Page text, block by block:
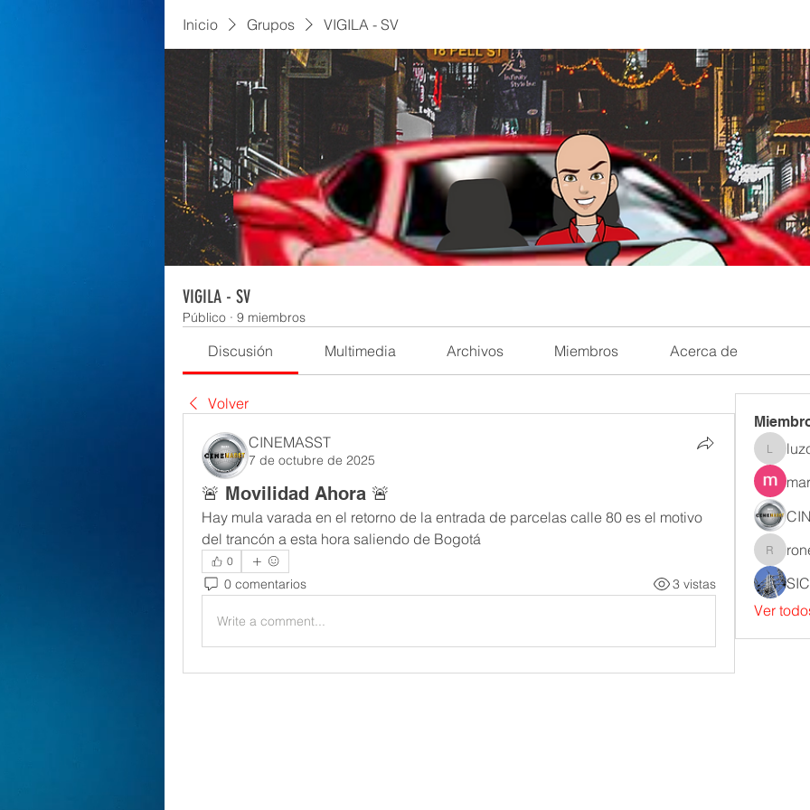
Inicio Grupos VIGILA - SV
VIGILA - SV
Público · 9 miembros
Discusión Multimedia Archivos Miembros Acerca de
Volver
CINEMASST
7 de octubre de 2025
🚨 Movilidad Ahora 🚨
Hay mula varada en el retorno de la entrada de parcelas calle 80 es el motivo
del trancón a esta hora saliendo de Bogotá
0
0 comentarios 3 vistas
Write a comment...
Ver